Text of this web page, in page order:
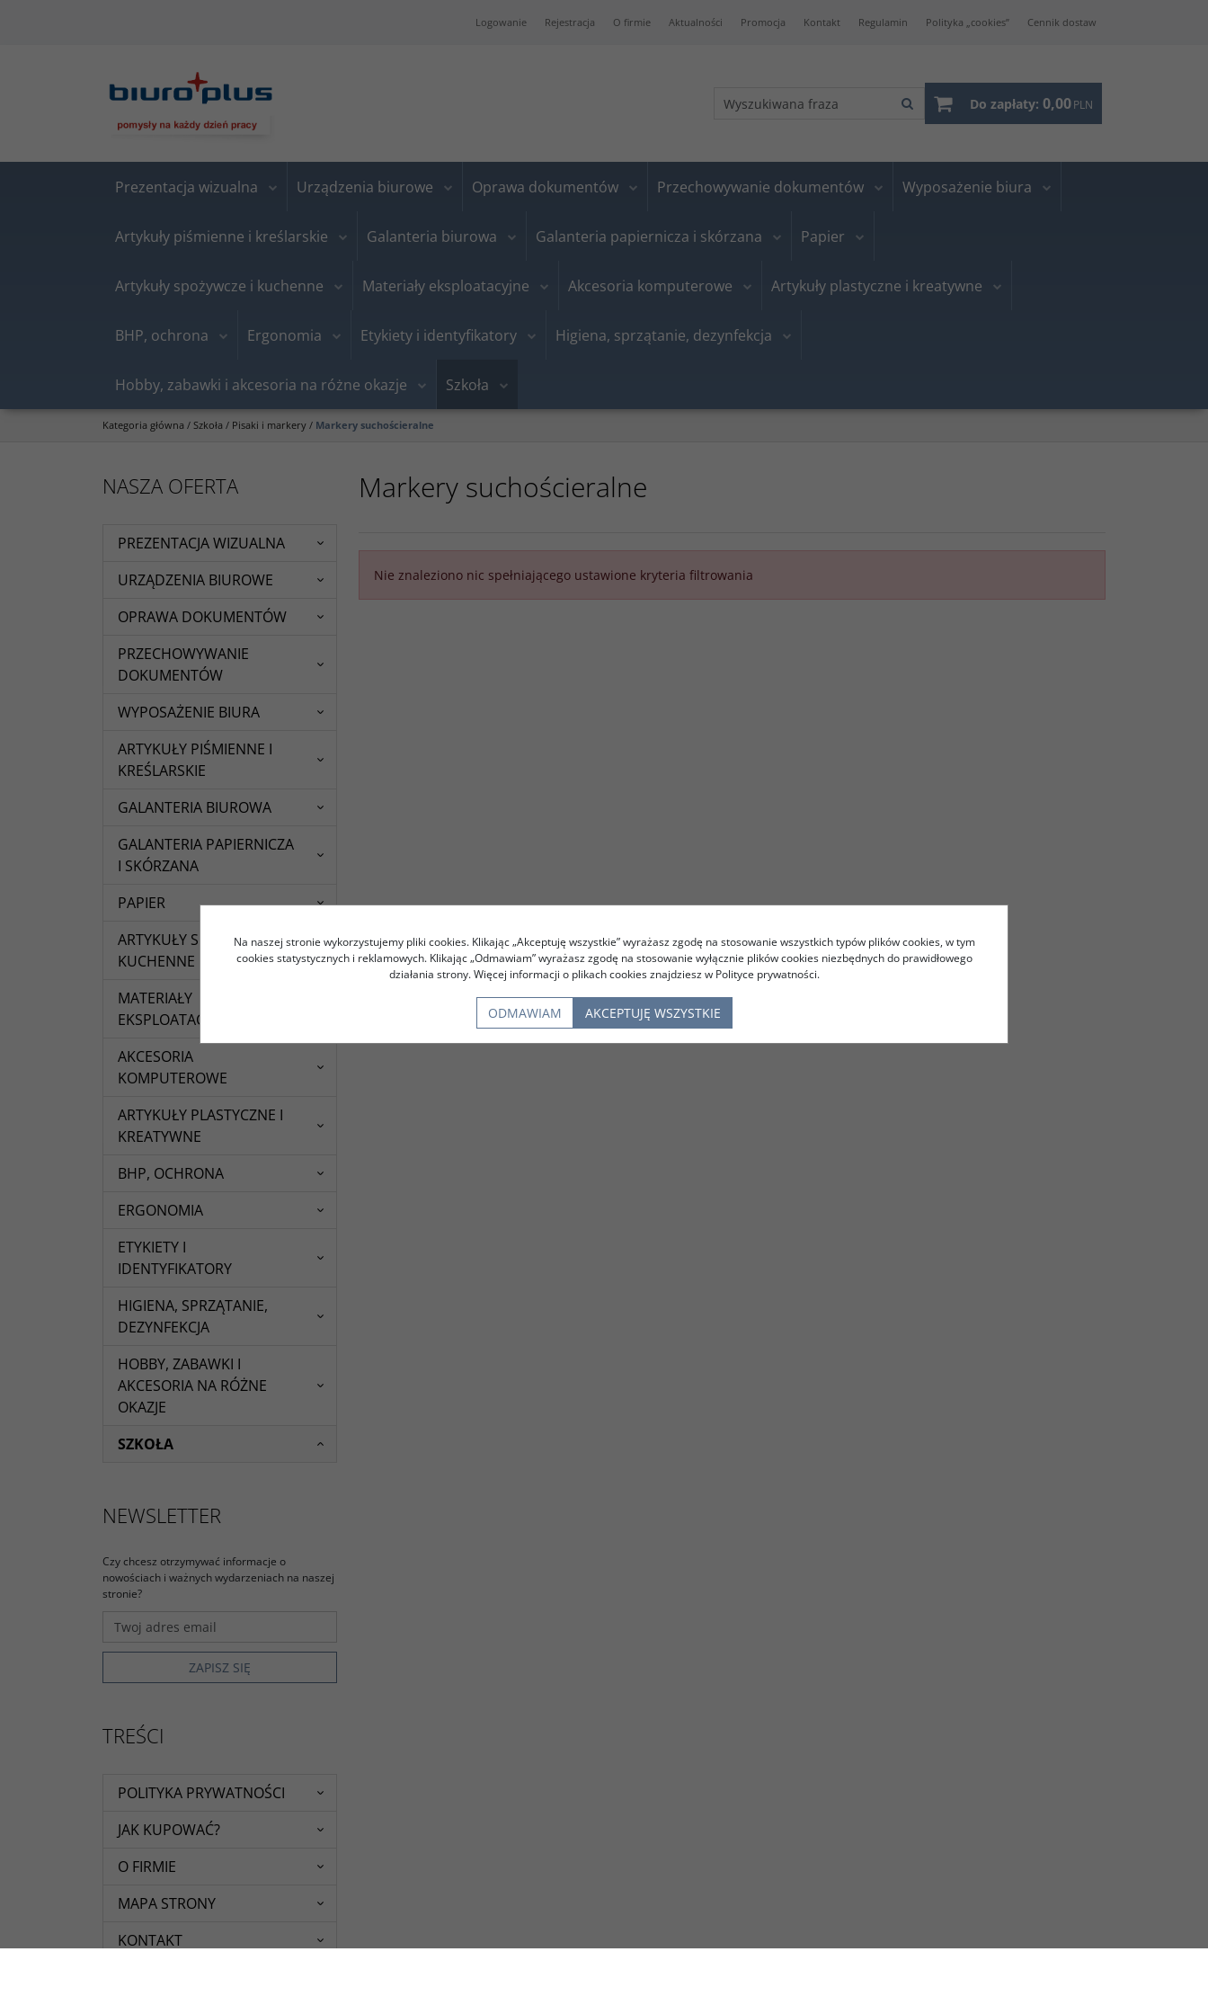
Logowanie Rejestracja O firmie Aktualności Promocja Kontakt Regulamin Polityka „cookies” Cennik dostaw
Do zapłaty: 0,00PLN
Prezentacja wizualna Urządzenia biurowe Oprawa dokumentów Przechowywanie dokumentów Wyposażenie biura
Artykuły piśmienne i kreślarskie Galanteria biurowa Galanteria papiernicza i skórzana Papier
Artykuły spożywcze i kuchenne Materiały eksploatacyjne Akcesoria komputerowe Artykuły plastyczne i kreatywne
BHP, ochrona Ergonomia Etykiety i identyfikatory Higiena, sprzątanie, dezynfekcja
Hobby, zabawki i akcesoria na różne okazje Szkoła
Kategoria główna / Szkoła / Pisaki i markery / Markery suchościeralne
Markery suchościeralne
Nie znaleziono nic spełniającego ustawione kryteria filtrowania
NASZA OFERTA
PREZENTACJA WIZUALNA
URZĄDZENIA BIUROWE
OPRAWA DOKUMENTÓW
PRZECHOWYWANIE
DOKUMENTÓW
WYPOSAŻENIE BIURA
ARTYKUŁY PIŚMIENNE I
KREŚLARSKIE
GALANTERIA BIUROWA
GALANTERIA PAPIERNICZA
I SKÓRZANA
PAPIER
ARTYKUŁY SPOŻYWCZE I
KUCHENNE
MATERIAŁY
EKSPLOATACYJNE
AKCESORIA
KOMPUTEROWE
ARTYKUŁY PLASTYCZNE I
KREATYWNE
BHP, OCHRONA
ERGONOMIA
ETYKIETY I
IDENTYFIKATORY
HIGIENA, SPRZĄTANIE,
DEZYNFEKCJA
HOBBY, ZABAWKI I
AKCESORIA NA RÓŻNE
OKAZJE
SZKOŁA
NEWSLETTER
Czy chcesz otrzymywać informacje o
nowościach i ważnych wydarzeniach na naszej
stronie?
TREŚCI
POLITYKA PRYWATNOŚCI
JAK KUPOWAĆ?
O FIRMIE
MAPA STRONY
KONTAKT
Na naszej stronie wykorzystujemy pliki cookies. Klikając „Akceptuję wszystkie” wyrażasz zgodę na stosowanie wszystkich typów plików cookies, w tym
cookies statystycznych i reklamowych. Klikając „Odmawiam” wyrażasz zgodę na stosowanie wyłącznie plików cookies niezbędnych do prawidłowego
działania strony. Więcej informacji o plikach cookies znajdziesz w Polityce prywatności.
ODMAWIAM AKCEPTUJĘ WSZYSTKIE